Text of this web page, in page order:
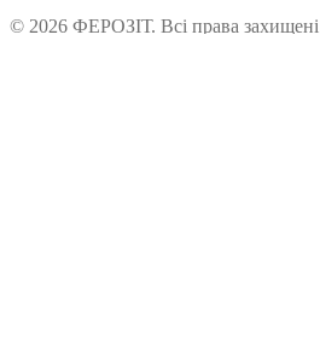
© 2026 ФЕРОЗІТ. Всі права захищені